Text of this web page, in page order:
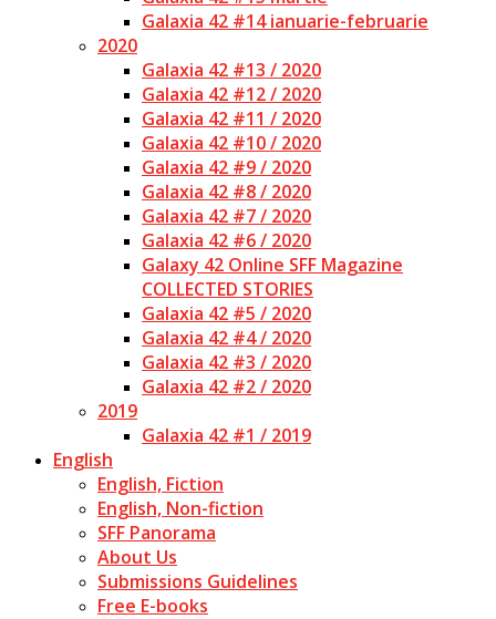
Galaxia 42 #14 ianuarie-februarie
2020
Galaxia 42 #13 / 2020
Galaxia 42 #12 / 2020
Galaxia 42 #11 / 2020
Galaxia 42 #10 / 2020
Galaxia 42 #9 / 2020
Galaxia 42 #8 / 2020
Galaxia 42 #7 / 2020
Galaxia 42 #6 / 2020
Galaxy 42 Online SFF Magazine
COLLECTED STORIES
Galaxia 42 #5 / 2020
Galaxia 42 #4 / 2020
Galaxia 42 #3 / 2020
Galaxia 42 #2 / 2020
2019
Galaxia 42 #1 / 2019
English
English, Fiction
English, Non-fiction
SFF Panorama
About Us
Submissions Guidelines
Free E-books